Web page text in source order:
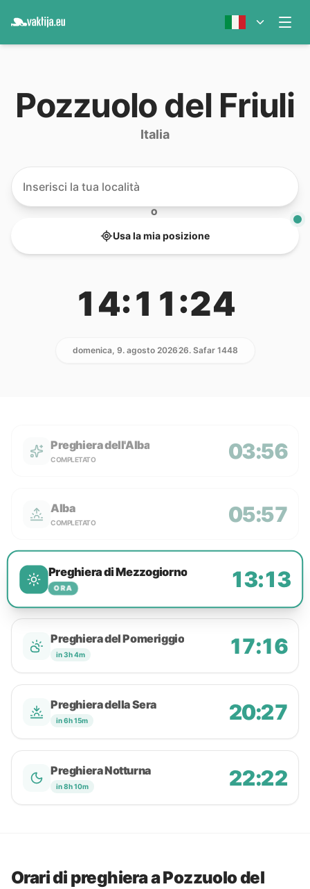
Pozzuolo del Friuli
Italia
O
Usa la mia posizione
14:11:24
domenica, 9. agosto 202626. Safar 1448
Preghiera dell'Alba
COMPLETATO 03:56
Alba
COMPLETATO 05:57
Preghiera di Mezzogiorno
ORA 13:13
Preghiera del Pomeriggio
in 3h 4m 17:16
Preghiera della Sera
in 6h 15m 20:27
Preghiera Notturna
in 8h 10m 22:22
Orari di preghiera a Pozzuolo del